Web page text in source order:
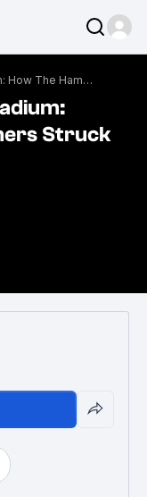
The Olympic Stadium: How The Hammers Struck Gold
Struck